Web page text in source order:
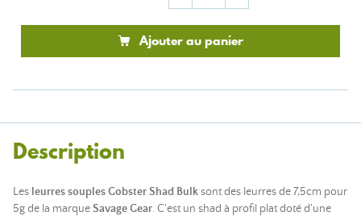
Ajouter au panier
Description
Les leurres souples Gobster Shad Bulksont des leurres de 7,5cm pour
5g de la marqueSavage Gear. C'est un shad à profil plat doté d'une